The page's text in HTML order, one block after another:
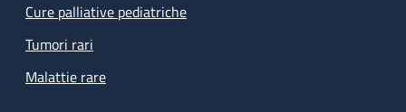
Cure palliative pediatriche
Tumori rari
Malattie rare